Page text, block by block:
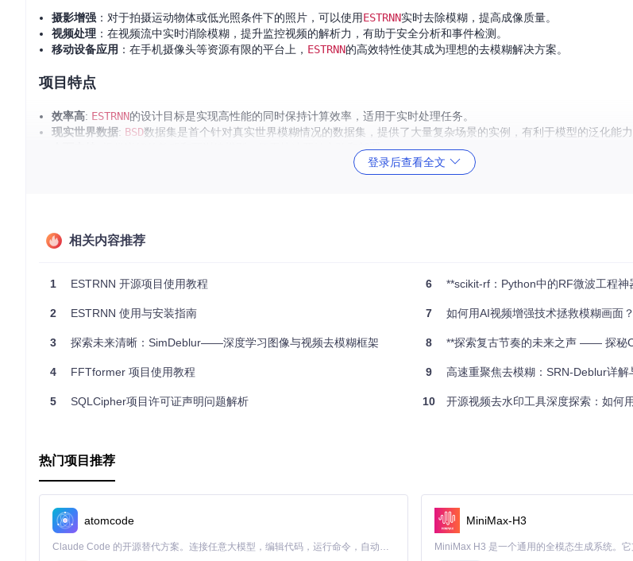
摄影增强 ：对于拍摄运动物体或低光照条件下的照片，可以使用ESTRNN实时去除模糊，提高成像质量。
视频处理 ：在视频流中实时消除模糊，提升监控视频的解析力，有助于安全分析和事件检测。
移动设备应用 ：在手机摄像头等资源有限的平台上， ESTRNN的高效特性使其成为理想的去模糊解决方案。
项目特点
效率高: ESTRNN的设计目标是实现高性能的同时保持计算效率，适用于实时处理任务。
现实世界数据: BSD数据集是首个针对真实世界模糊情况的数据集，提供了大量复杂场景的实例，有利于模型的泛化能力
: 提供详细的教程和预训练模型，便于快速开始实验和部署。
引用本文的研究，请考虑添加以下文献：
}
@article{zhong2023real,
立即行动，加入ESTRNN的旅程，为您的视频处理工作带来革命性的突破！
登录后查看全文
相关内容推荐
1 ESTRNN 开源项目使用教程
2 ESTRNN 使用与安装指南
3 探索未来清晰：SimDeblur——深度学习图像与视频去模糊框架
4 FFTformer 项目使用教程
5 SQLCipher项目许可证声明问题解析
6 **scikit-rf：Python中的RF微波工程神
7 如何用AI视频增强技术拯救模糊画面？
8 **探索复古节奏的未来之声 —— 探秘
9 高速重聚焦去模糊：SRN-Deblur详解
10 开源视频去水印工具深度探索：如何用智能
热门项目推荐
atomcode
Claude Code 的开源替代方案。连接任意大模型，编辑代码，运行命令，自动验证 — 全自动执行。用 Rust 构建，极致性能。 ｜ An open-source alternative to Claude Code. Connect any LLM, edit code, run commands, and verify changes — autonomously. Built in Rust for speed. Get Started
MiniMax-H3